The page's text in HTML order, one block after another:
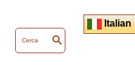
Ricerca
per:
Cerca
Italian